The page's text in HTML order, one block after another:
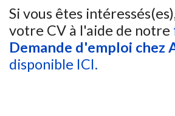
Si vous êtes
votre CV à l'aide de notre
Demande d'emploi chez
disponible ICI.